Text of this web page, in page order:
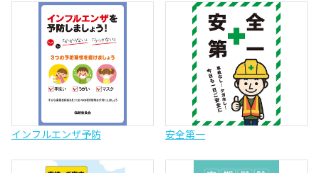
インフルエンザ予防 安全第一